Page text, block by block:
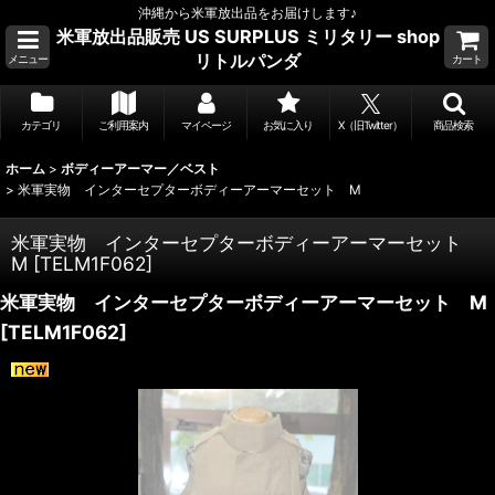
沖縄から米軍放出品をお届けします♪
メニュー
米軍放出品販売 US SURPLUS ミリタリー shop
リトルパンダ
カート
カテゴリ ご利用案内 マイページ お気に入り X（旧Twitter） 商品検索
ホーム > ボディーアーマー／ベスト
> 米軍実物 インターセプターボディーアーマーセット M
米軍実物 インターセプターボディーアーマーセット
M [TELM1F062]
米軍実物 インターセプターボディーアーマーセット M
[TELM1F062]